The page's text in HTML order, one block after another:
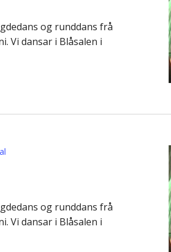
og runddans frå
Vi dansar i Blåsalen i
og runddans frå
Vi dansar i Blåsalen i